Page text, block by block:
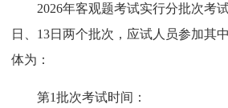
2026年客观题考试实行分批次考
日、13日两个批次，应试人员参加其
体为：
第1批次考试时间：